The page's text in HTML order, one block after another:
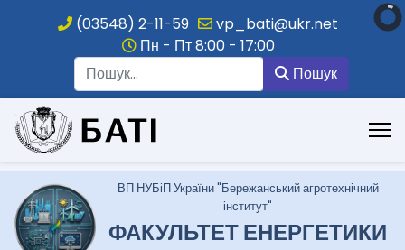
(03548) 2-11-59
vp_bati@ukr.net
Пн - Пт 8:00 - 17:00
Пошук
.
ВП НУБіП України "Бережанський агротехнічний
інститут"
ФАКУЛЬТЕТ ЕНЕРГЕТИКИ